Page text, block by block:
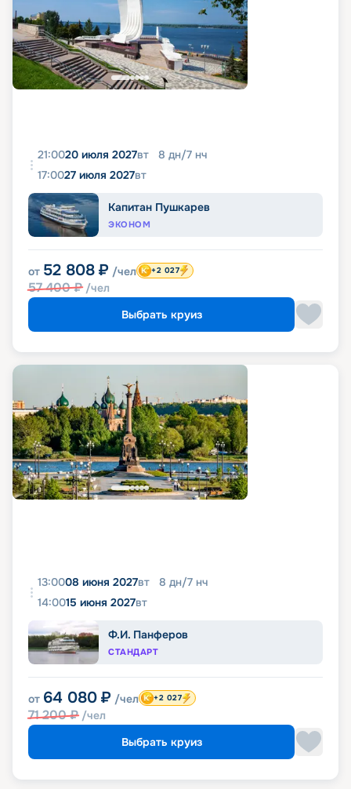
21:0020 июля 2027вт 8 дн/7 нч
17:0027 июля 2027вт
Капитан Пушкарев
ЭКОНОМ
от 52 808 ₽ /чел
57 400₽ /чел
+2 027
Выбрать круиз
13:0008 июня 2027вт 8 дн/7 нч
14:0015 июня 2027вт
Ф.И. Панферов
СТАНДАРТ
от 64 080 ₽ /чел
71 200₽ /чел
+2 027
Выбрать круиз